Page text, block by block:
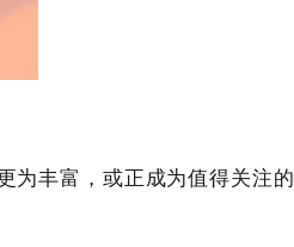
为丰富，或正成为值得关注的